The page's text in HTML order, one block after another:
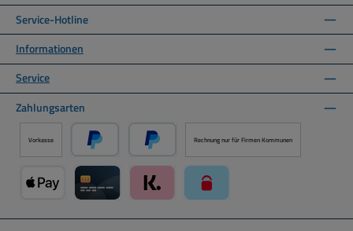
Service-Hotline
Informationen
Service
Zahlungsarten
Vorkasse
PayPal Später Bezahlen über PayPal
Rechnung nur für Firmen Kommunen